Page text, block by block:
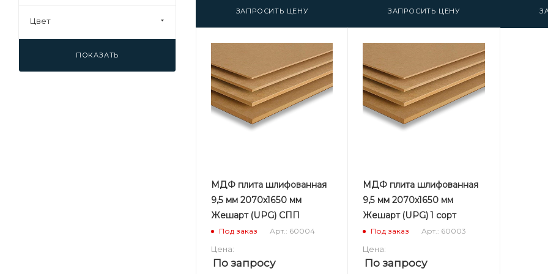
ЗАПРОСИТЬ ЦЕНУ ЗАПРОСИТЬ ЦЕНУ
МДФ плита шлифованная
9,5 мм 2070х1650 мм
Жешарт (UPG) СПП
Под заказ Арт.: 60004
Цена:
По запросу
МДФ плита шлифованная
9,5 мм 2070х1650 мм
Жешарт (UPG) 1 сорт
Под заказ Арт.: 60003
Цена:
По запросу
Цвет
ПОКАЗАТЬ